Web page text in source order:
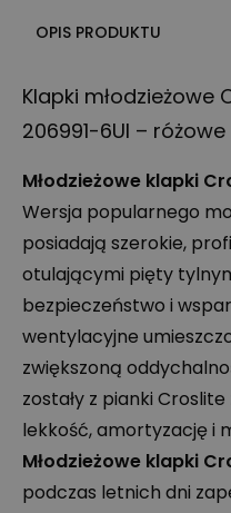
OPIS PRODUKTU
Klapki młodzieżowe
206991-6UI – różowe
Młodzieżowe klapki
Wersja popularnego
posiadają szerokie,
otulającymi pięty
bezpieczeństwo i
wentylacyjne
zwiększoną
zostały z pianki
lekkość, amortyzację i
Młodzieżowe klapki
podczas letnich dni